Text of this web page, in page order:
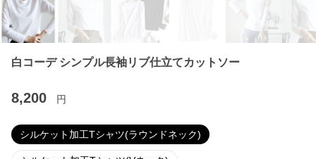
白コーデ シンプル長袖リブ仕立てカットソー
8,200 円
シルケット加工Tシャツ(ラウンドネック)